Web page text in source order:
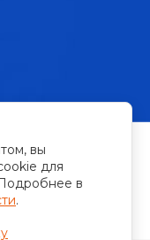
вы
для
в
.